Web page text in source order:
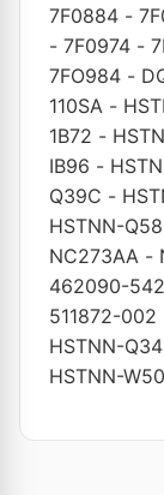
7F0884 -
- 7F0974 -
7FO984 -
110SA -
1B72 -
IB96 -
Q39C -
HSTNN-
NC273AA -
462090-542
511872-002
HSTNN-
HSTNN-